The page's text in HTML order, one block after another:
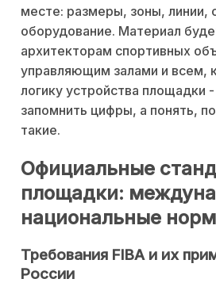
месте: размеры, зоны, линии,
оборудование. Материал
архитекторам спортивных
управляющим залами и всем,
логику устройства площадки
запомнить цифры, а понять,
такие.
Официальные
площадки:
национальные
Требования FIBA и их
России